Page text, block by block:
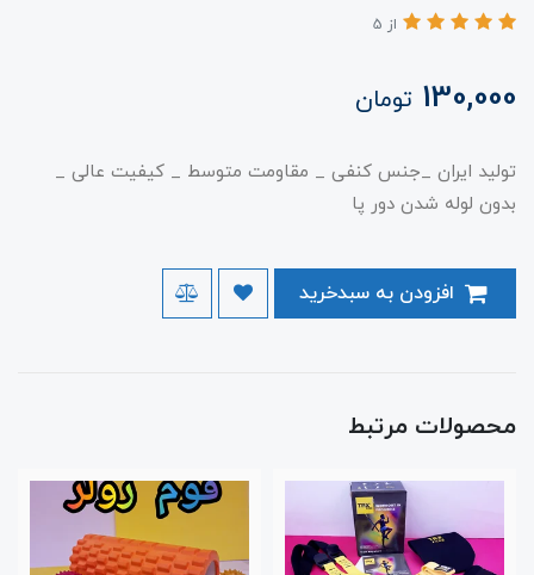
از 5
130,000 تومان
تولید ایران _جنس کنفی _ مقاومت متوسط _ کیفیت عالی _
بدون لوله شدن دور پا
محصولات مرتبط